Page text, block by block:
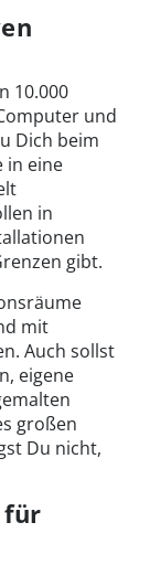
10.000
und
Dich beim
in eine
in
gibt.
mit
Auch sollst
eigene
großen
Du nicht,
für